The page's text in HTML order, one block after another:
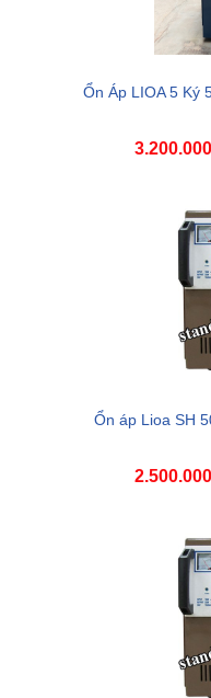
Ổn Áp LIOA 5 Ký
Ổn áp Lioa SH